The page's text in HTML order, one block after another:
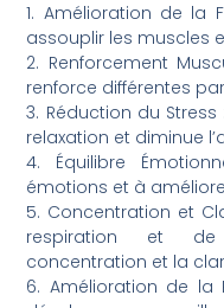
1. Amélioration de la
assouplir les muscles
2. Renforcement
renforce différentes
3. Réduction du
relaxation et diminue
4. Équilibre
émotions et à
5. Concentration et
respiration et
concentration et la
6. Amélioration de la